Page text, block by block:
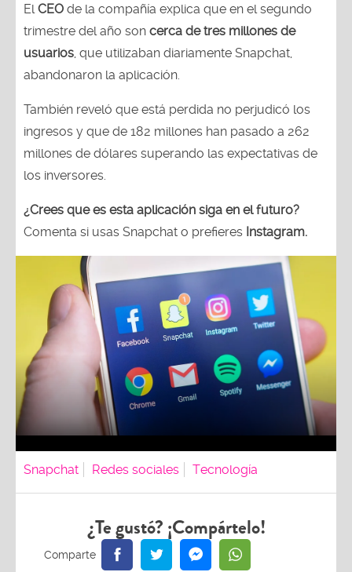
El CEO de la compañía explica que en el segundo
trimestre del año son cerca de tres millones de
usuarios , que utilizaban diariamente Snapchat,
abandonaron la aplicación.
También reveló que está perdida no perjudicó los
ingresos y que de 182 millones han pasado a 262
millones de dólares superando las expectativas de
los inversores.
¿Crees que es esta aplicación siga en el futuro?
Comenta si usas Snapchat o prefieres Instagram.
Snapchat Redes sociales Tecnología
¿Te gustó? ¡Compártelo!